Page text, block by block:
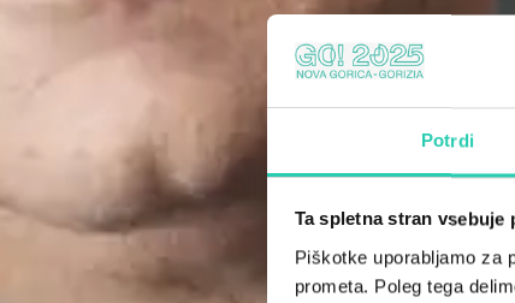
Potrdi
Ta spletna stran vsebuje
Piškotke uporabljamo za
prometa. Poleg tega